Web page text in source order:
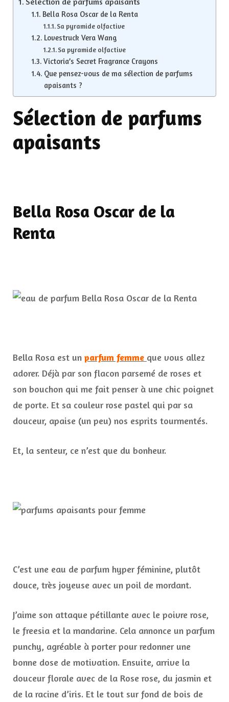
Bella Rosa Oscar de la Renta
Sa pyramide olfactive
Lovestruck Vera Wang
Sa pyramide olfactive
Victoria’s Secret Fragrance Crayons
Que pensez-vous de ma sélection de parfums
apaisants ?
Sélection de parfums
apaisants
Bella Rosa Oscar de la
Renta
Bella Rosa est un parfum femme que vous allez
adorer. Déjà par son flacon parsemé de roses et
son bouchon qui me fait penser à une chic poignet
de porte. Et sa couleur rose pastel qui par sa
douceur, apaise (un peu) nos esprits tourmentés.
Et, la senteur, ce n’est que du bonheur.
C’est une eau de parfum hyper féminine, plutôt
douce, très joyeuse avec un poil de mordant.
J’aime son attaque pétillante avec le poivre rose,
le freesia et la mandarine. Cela annonce un parfum
punchy, agréable à porter pour redonner une
bonne dose de motivation. Ensuite, arrive la
douceur florale avec de la Rose rose, du jasmin et
de la racine d’iris. Et le tout sur fond de bois de